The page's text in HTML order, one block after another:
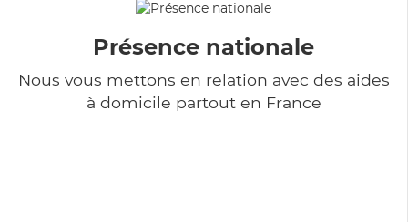
Présence nationale
Nous vous mettons en relation avec des aides
à domicile partout en France